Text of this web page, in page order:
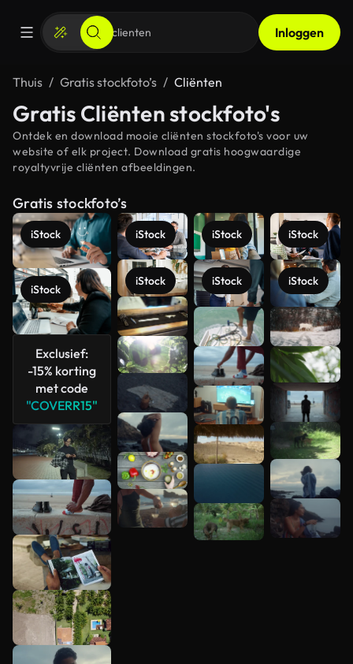
Inloggen
Thuis Gratis stockfoto’s Cliënten
Gratis Cliënten stockfoto's
Ontdek en download mooie cliënten stockfoto's voor uw
website of elk project. Download gratis hoogwaardige
royaltyvrije cliënten afbeeldingen.
Gratis stockfoto’s
iStock
iStock
Exclusief:
-15% korting
met code
"COVERR15"
iStock
iStock
iStock
iStock
iStock
iStock
Meer
bekijken